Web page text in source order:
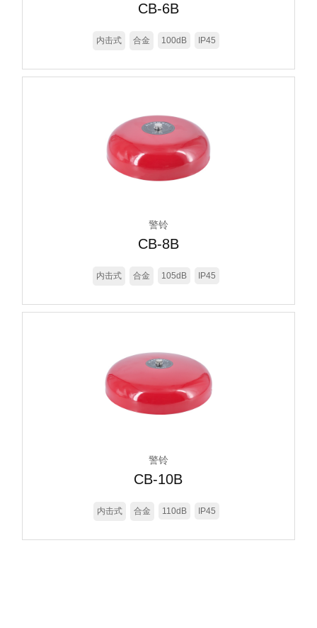
CB-6B
内击式 合金 100dB IP45
警铃
CB-8B
内击式 合金 105dB IP45
警铃
CB-10B
内击式 合金 110dB IP45